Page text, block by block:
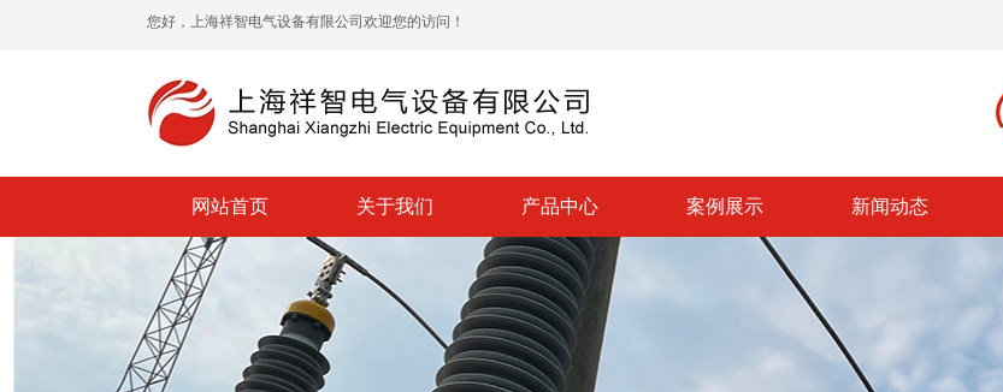
您好，上海祥智电气设备有限公司欢迎您的访问！
网站首页 关于我们 产品中心 案例展示 新闻动态